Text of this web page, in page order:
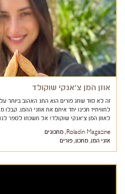
אוזן המן צ'אנקי שוקולד
זה לא סוד שחג פורים הוא החג האהוב ביותר
לחוויתי? תכינו יחד איתם את אוזני ההמן.
לאוזן המן צ'אנקי שוקולד! אל תשכחו לספר
Roladin Magazine
,מתכונים
אזני המן,מתכון,פורים